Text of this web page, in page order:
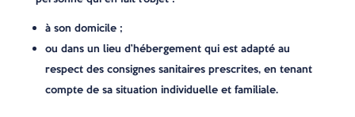
à son domicile ;
ou dans un lieu d’hébergement qui est adapté au
respect des consignes sanitaires prescrites, en tenant
compte de sa situation individuelle et familiale.